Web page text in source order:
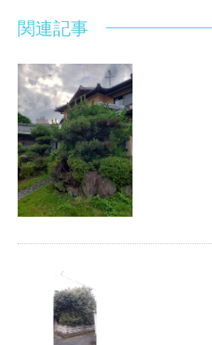
関連記事